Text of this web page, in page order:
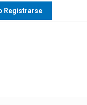
Registrarse